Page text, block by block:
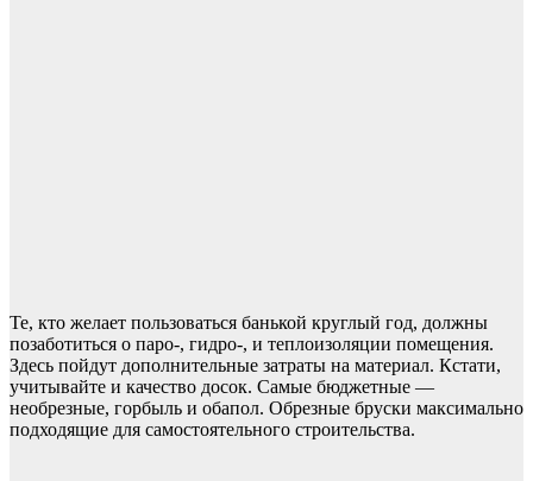
Те, кто желает пользоваться банькой круглый год, должны
позаботиться о паро-, гидро-, и теплоизоляции помещения.
Здесь пойдут дополнительные затраты на материал. Кстати,
учитывайте и качество досок. Самые бюджетные —
необрезные, горбыль и обапол. Обрезные бруски максимально
подходящие для самостоятельного строительства.